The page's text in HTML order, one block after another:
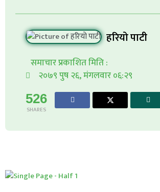
हरियो पाटी
समाचार प्रकाशित मिति :
२०७९ पुष २६, मंगलवार ०६:२९
526
SHARES